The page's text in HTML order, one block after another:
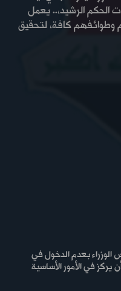
الحكم الرشيد،.. يعمل
وطوائفهم كافة، لتحقيق
الوزراء بعدم الدخول في
يركز في الأمور الأساسية